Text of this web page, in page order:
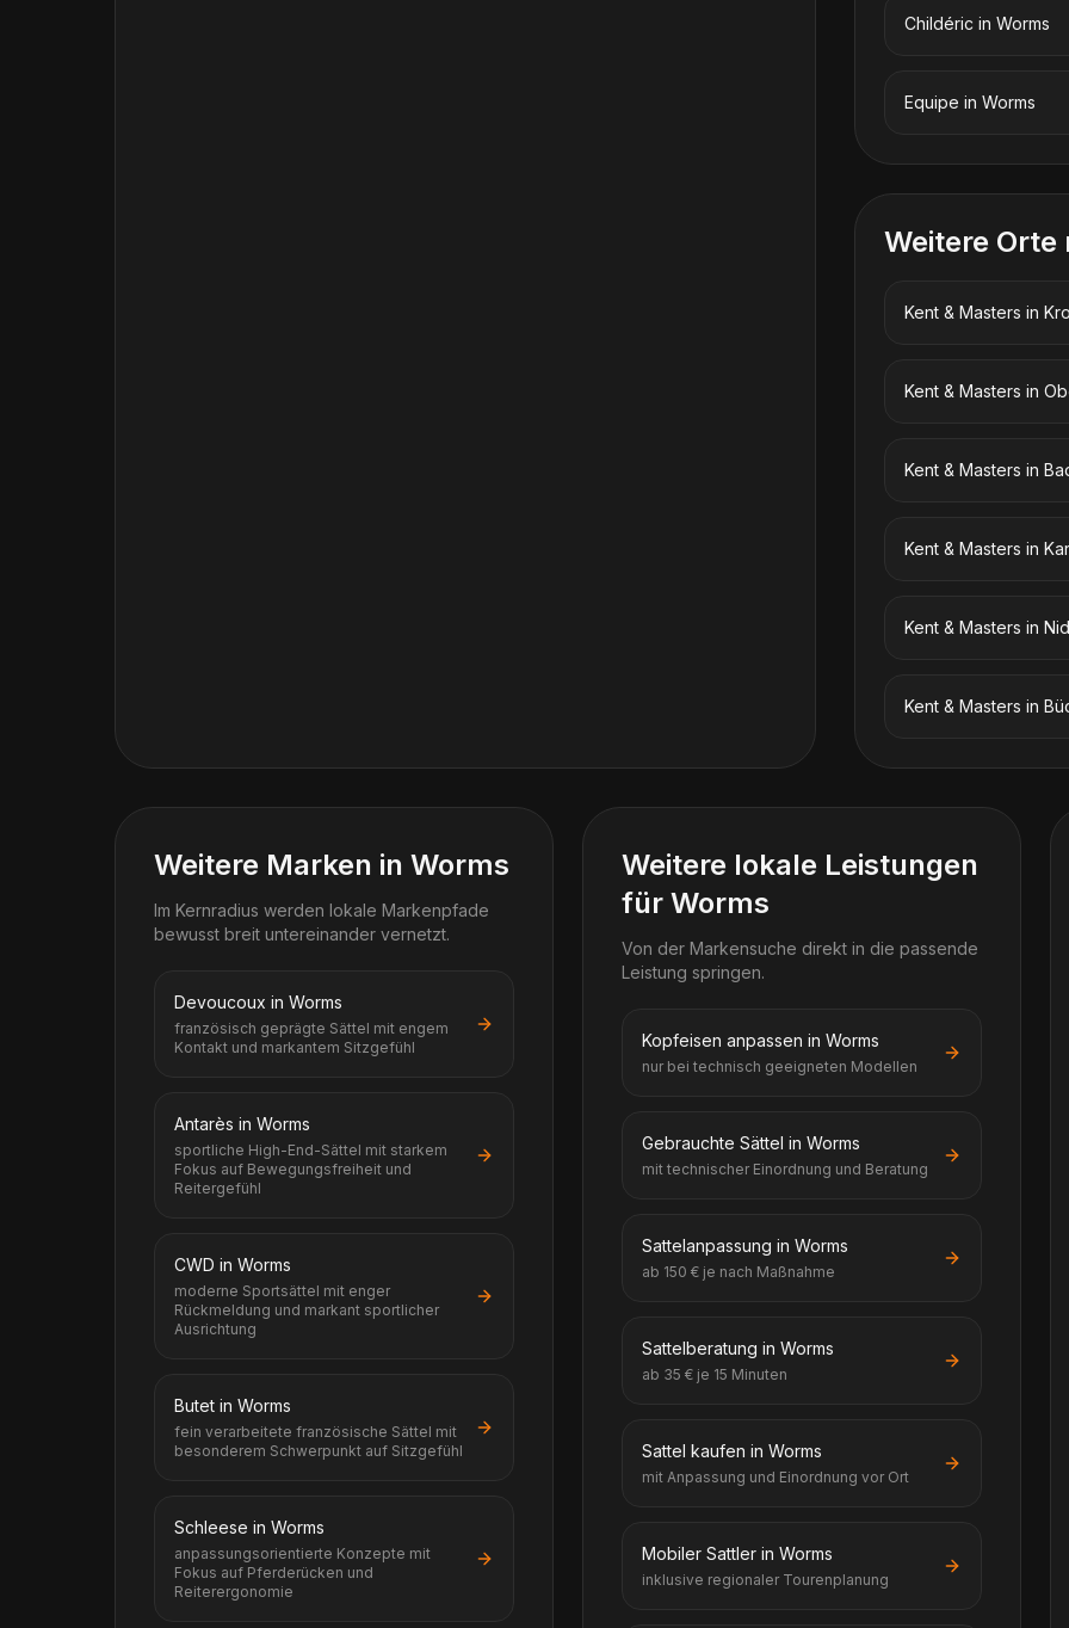
Childéric in Worms
Equipe in Worms
Weitere
Kent & Masters in
Kent & Masters in
Kent & Masters in
Kent & Masters in
Kent & Masters in
Kent & Masters in
Weitere Marken in Worms
Im Kernradius werden lokale Markenpfade
bewusst breit untereinander vernetzt.
Devoucoux in Worms
französisch geprägte Sättel mit engem
Kontakt und markantem Sitzgefühl
Antarès in Worms
sportliche High-End-Sättel mit starkem
Fokus auf Bewegungsfreiheit und
Reitergefühl
CWD in Worms
moderne Sportsättel mit enger
Rückmeldung und markant sportlicher
Ausrichtung
Butet in Worms
fein verarbeitete französische Sättel mit
besonderem Schwerpunkt auf Sitzgefühl
Schleese in Worms
anpassungsorientierte Konzepte mit
Fokus auf Pferderücken und
Reiterergonomie
Weitere lokale Leistungen
für Worms
Von der Markensuche direkt in die passende
Leistung springen.
Kopfeisen anpassen in Worms
nur bei technisch geeigneten Modellen
Gebrauchte Sättel in Worms
mit technischer Einordnung und Beratung
Sattelanpassung in Worms
ab 150 € je nach Maßnahme
Sattelberatung in Worms
ab 35 € je 15 Minuten
Sattel kaufen in Worms
mit Anpassung und Einordnung vor Ort
Mobiler Sattler in Worms
inklusive regionaler Tourenplanung